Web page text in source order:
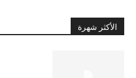
الأكثر شهرة